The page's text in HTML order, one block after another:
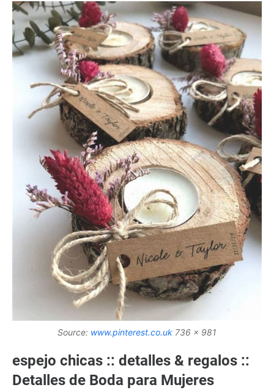
Source: www.pinterest.co.uk 736 x 981
espejo chicas :: detalles & regalos ::
Detalles de Boda para Mujeres